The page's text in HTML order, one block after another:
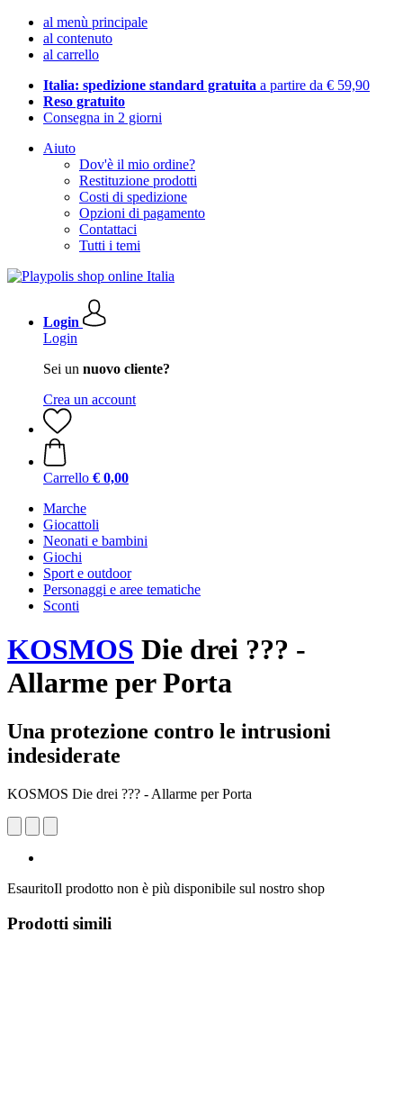
al menù principale
al contenuto
al carrello
Italia: spedizione standard gratuita a partire da € 59,90
Reso gratuito
Consegna in 2 giorni
Aiuto
Dov'è il mio ordine?
Restituzione prodotti
Costi di spedizione
Opzioni di pagamento
Contattaci
Tutti i temi
Login
Login
Sei un nuovo cliente?
Crea un account
Carrello € 0,00
Marche
Giocattoli
Neonati e bambini
Giochi
Sport e outdoor
Personaggi e aree tematiche
Sconti
KOSMOS Die drei ??? -
Allarme per Porta
Una protezione contro le intrusioni
indesiderate
KOSMOS Die drei ??? - Allarme per Porta
EsauritoIl prodotto non è più disponibile sul nostro shop
Prodotti simili